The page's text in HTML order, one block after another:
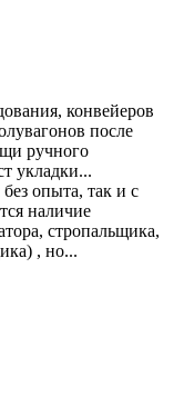
конвейеров
после
ручного
укладки...
опыта, так и с
наличие
стропальщика,
, но...